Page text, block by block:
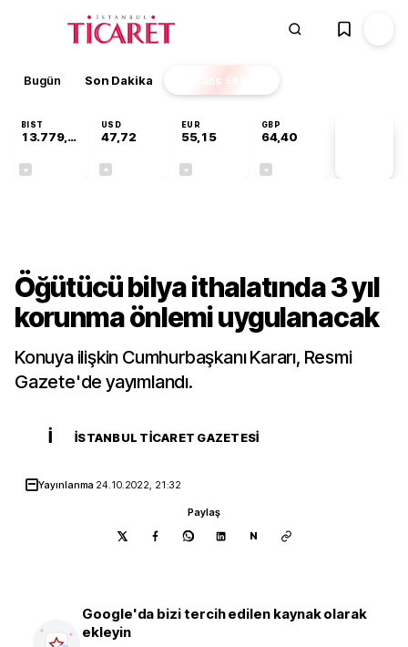
Bugün Son Dakika Finans EKSTRA
BIST
13.779,39
USD
47,72
EUR
55,15
GBP
64,40
Öğütücü bilya ithalatında 3 yıl
korunma önlemi uygulanacak
Konuya ilişkin Cumhurbaşkanı Kararı, Resmi
Gazete'de yayımlandı.
İ İSTANBUL TICARET GAZETESI
Yayınlanma 24.10.2022, 21:32
Paylaş
N
Google'da bizi tercih edilen kaynak olarak
ekleyin